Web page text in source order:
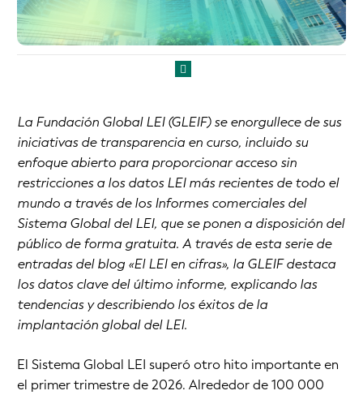
La Fundación Global LEI (GLEIF) se enorgullece de sus
iniciativas de transparencia en curso, incluido su
enfoque abierto para proporcionar acceso sin
restricciones a los datos LEI más recientes de todo el
mundo a través de los Informes comerciales del
Sistema Global del LEI, que se ponen a disposición del
público de forma gratuita. A través de esta serie de
entradas del blog «El LEI en cifras», la GLEIF destaca
los datos clave del último informe, explicando las
tendencias y describiendo los éxitos de la
implantación global del LEI.
El Sistema Global LEI superó otro hito importante en
el primer trimestre de 2026. Alrededor de 100 000